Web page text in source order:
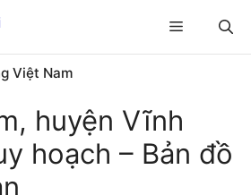
Menu
Việt Nam
huyện Vĩnh
hoạch – Bản đồ